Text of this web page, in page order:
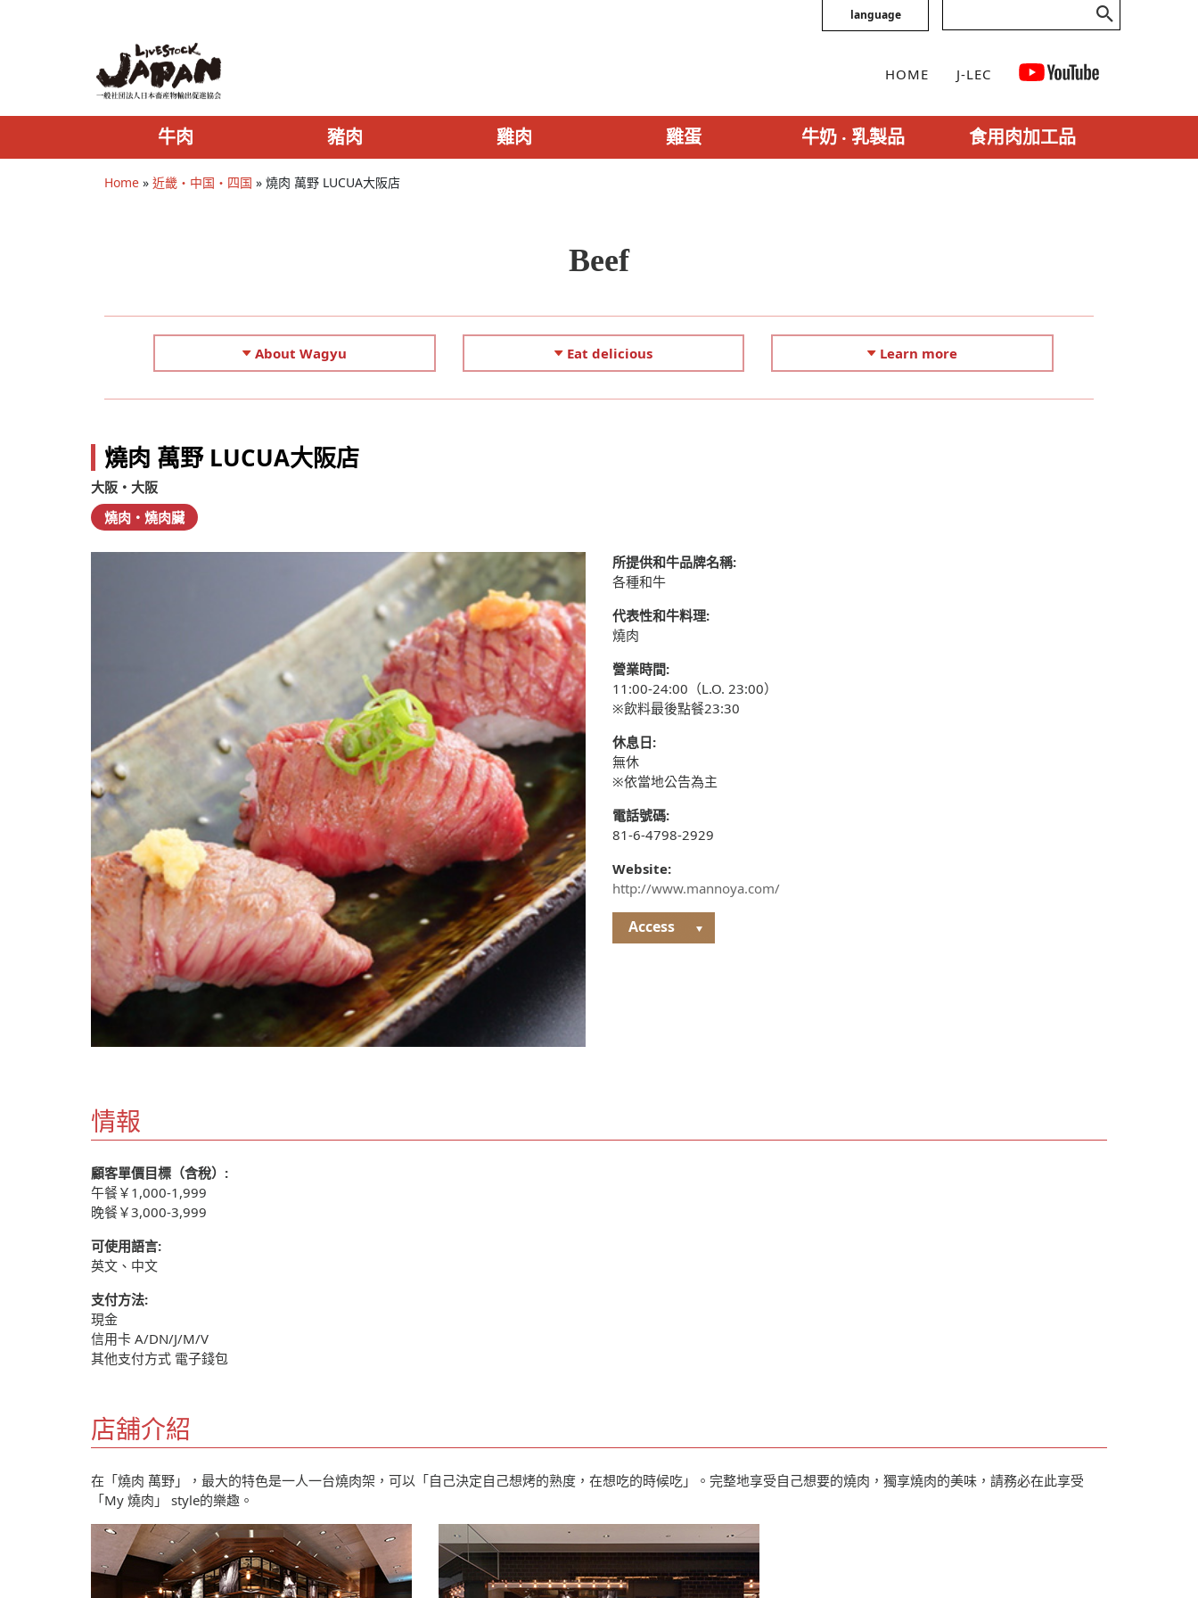
language
HOME J-LEC
牛肉 豬肉 雞肉 雞蛋 牛奶 ‧ 乳製品 食用肉加工品
Home » 近畿・中国・四国 » 燒肉 萬野 LUCUA大阪店
Beef
About Wagyu Eat delicious Learn more
燒肉 萬野 LUCUA大阪店
大阪・大阪
燒肉・燒肉臟
所提供和牛品牌名稱:
各種和牛
代表性和牛料理:
燒肉
營業時間:
11:00-24:00（L.O. 23:00）
※飲料最後點餐23:30
休息日:
無休
※依當地公告為主
電話號碼:
81-6-4798-2929
Website:
http://www.mannoya.com/
Access
情報
顧客單價目標（含稅）:
午餐￥1,000-1,999
晚餐￥3,000-3,999
可使用語言:
英文、中文
支付方法:
現金
信用卡 A/DN/J/M/V
其他支付方式 電子錢包
店舖介紹
在「燒肉 萬野」，最大的特色是一人一台燒肉架，可以「自己決定自己想烤的熟度，在想吃的時候吃」。完整地享受自己想要的燒肉，獨享燒肉的美味，請務必在此享受
「My 燒肉」 style的樂趣。